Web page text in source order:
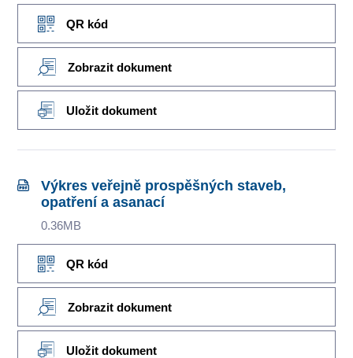
QR kód
Zobrazit dokument
Uložit dokument
Výkres veřejně prospěšných staveb,
opatření a asanací
0.36MB
QR kód
Zobrazit dokument
Uložit dokument